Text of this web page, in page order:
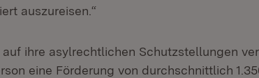
auszureisen.“
ihre asylrechtlichen Schutzstellungen
eine Förderung von durchschnittlich